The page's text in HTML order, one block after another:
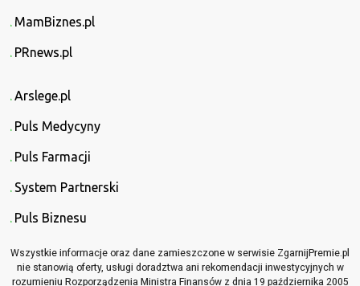
MamBiznes.pl
PRnews.pl
Arslege.pl
Puls Medycyny
Puls Farmacji
System Partnerski
Puls Biznesu
Wszystkie informacje oraz dane zamieszczone w serwisie ZgarnijPremie.pl
nie stanowią oferty, usługi doradztwa ani rekomendacji inwestycyjnych w
rozumieniu Rozporządzenia Ministra Finansów z dnia 19 października 2005